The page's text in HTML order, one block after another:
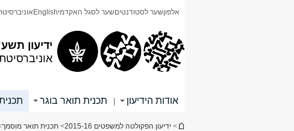
עליון
ראשי
ידיעון
אלפוןשער לסטודנטיםשער לסגל האקדמיEnglish
אודות הידיעון | תכנית תואר בוגר
הינך נמצא כאן
> ידיעון הפקולטה למשפטים 2015-16 > תכנית תואר מוסמך